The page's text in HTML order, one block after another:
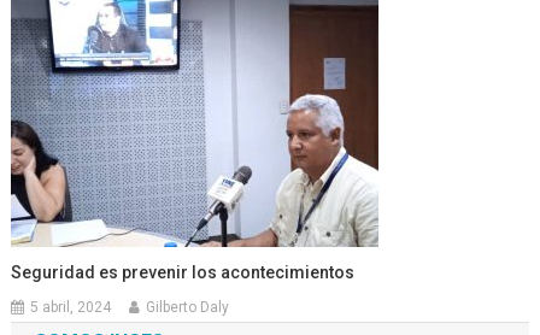
Seguridad es prevenir los acontecimientos
5 abril, 2024 Gilberto Daly